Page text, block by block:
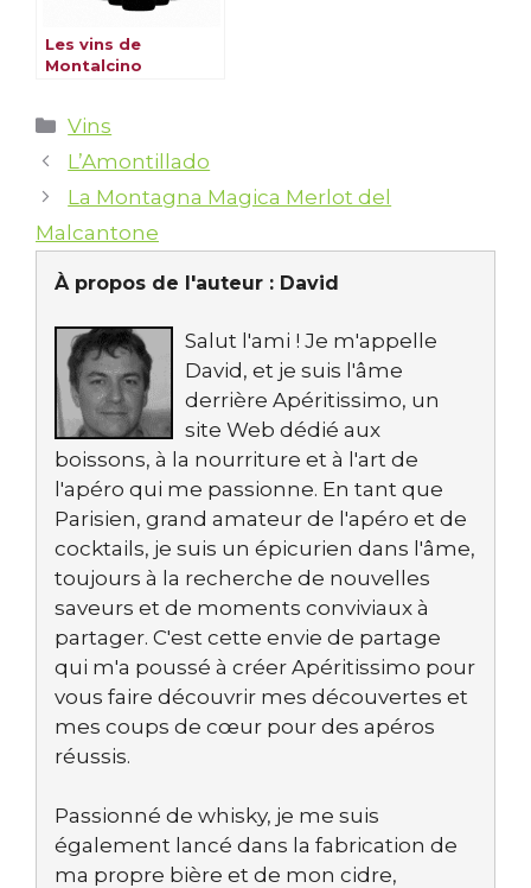
Les vins de
Montalcino
Catégories
Vins
L’Amontillado
La Montagna Magica Merlot del
Malcantone
À propos de l'auteur : David
Salut l'ami ! Je m'appelle
David, et je suis l'âme
derrière Apéritissimo, un
site Web dédié aux
boissons, à la nourriture et à l'art de
l'apéro qui me passionne. En tant que
Parisien, grand amateur de l'apéro et de
cocktails, je suis un épicurien dans l'âme,
toujours à la recherche de nouvelles
saveurs et de moments conviviaux à
partager. C'est cette envie de partage
qui m'a poussé à créer Apéritissimo pour
vous faire découvrir mes découvertes et
mes coups de cœur pour des apéros
réussis.
Passionné de whisky, je me suis
également lancé dans la fabrication de
ma propre bière et de mon cidre,